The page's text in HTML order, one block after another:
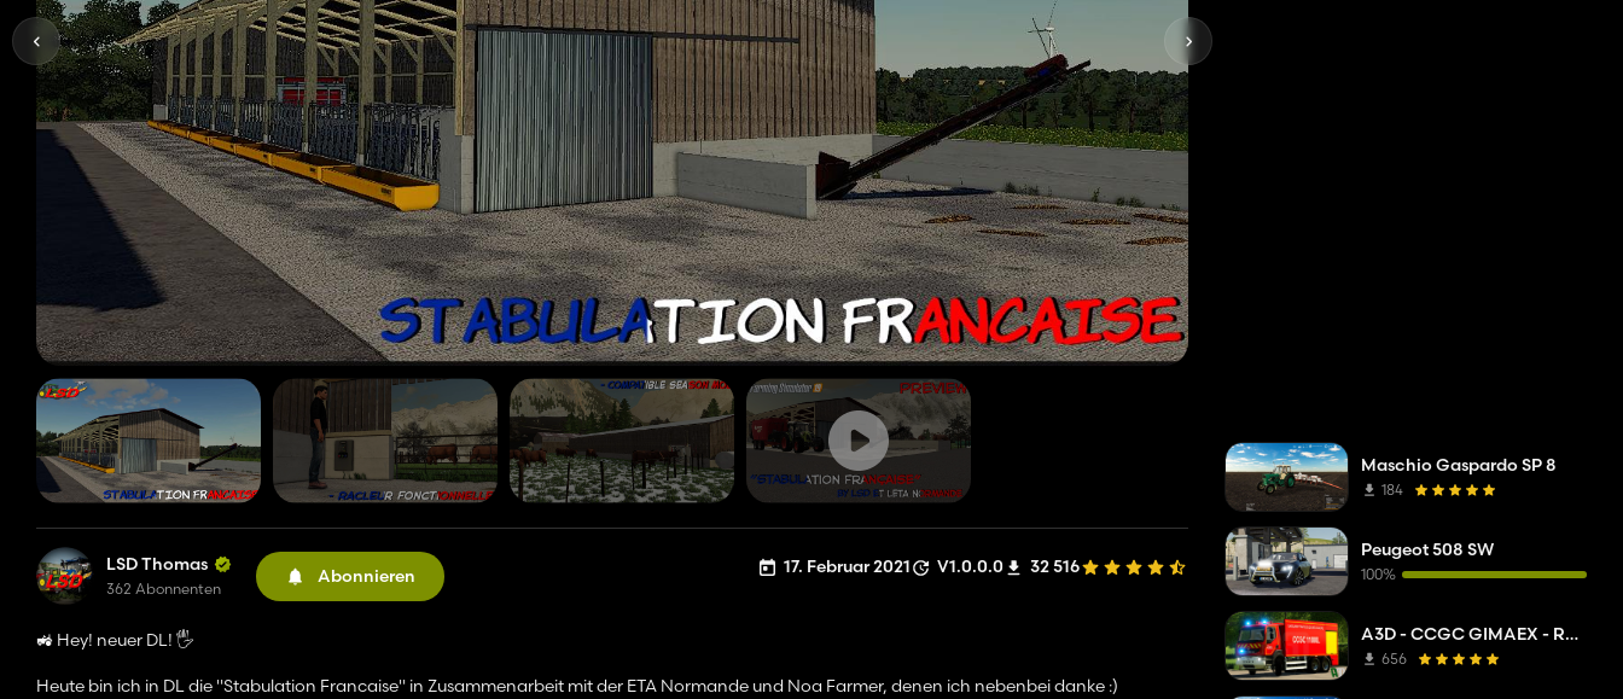
LSD Thomas
362 Abonnenten
Abonnieren 17. Februar 2021 V1.0.0.0 32 516
🚜 Hey! neuer DL! 🖐️
Heute bin ich in DL die "Stabulation Francaise" in Zusammenarbeit mit der ETA Normande und Noa Farmer, denen ich nebenbei danke :)
Maschio Gaspardo SP 8
184
Peugeot 508 SW
100%
A3D - CCGC GIMAEX - Renault Kerax 2011
656